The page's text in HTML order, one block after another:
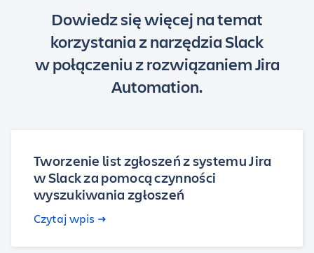
Dowiedz się więcej na temat
korzystania z narzędzia Slack
w połączeniu z rozwiązaniem Jira
Automation.
Tworzenie list zgłoszeń z systemu Jira
w Slack za pomocą czynności
wyszukiwania zgłoszeń
Czytaj wpis